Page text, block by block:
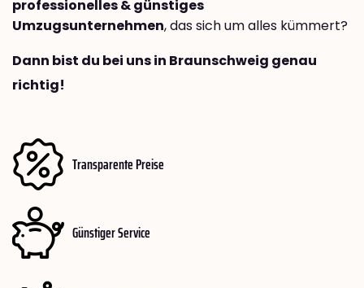
professionelles & günstiges
Umzugsunternehmen, das sich um alles kümmert?
Dann bist du bei uns in Braunschweig genau
richtig!
Transparente Preise
Günstiger Service